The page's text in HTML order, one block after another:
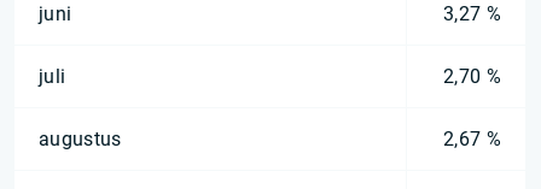
juni 3,27 %
juli 2,70 %
augustus 2,67 %